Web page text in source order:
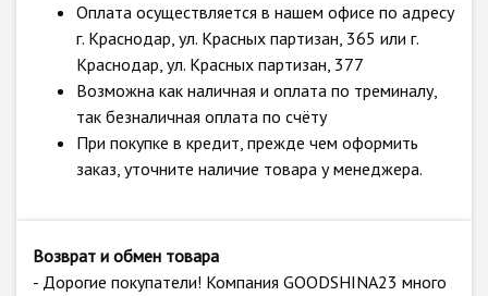
Оплата осуществляется в нашем офисе по адресу
г. Краснодар, ул. Красных партизан, 365 или г.
Краснодар, ул. Красных партизан, 377
Возможна как наличная и оплата по треминалу,
так безналичная оплата по счёту
При покупке в кредит, прежде чем оформить
заказ, уточните наличие товара у менеджера.
Возврат и обмен товара
- Дорогие покупатели! Компания GOODSHINA23 много